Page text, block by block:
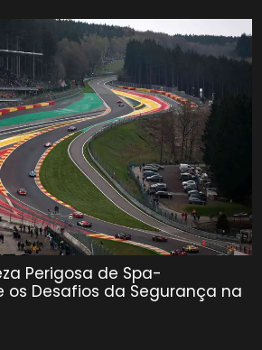
Perigosa de Spa-
os Desafios da Segurança na